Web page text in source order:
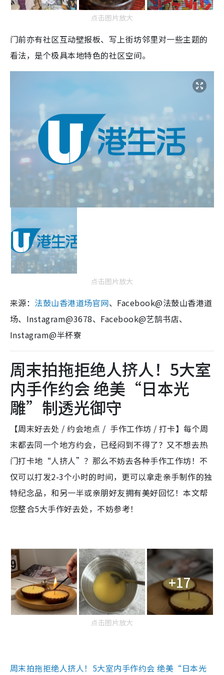
点击图片放大
门前亦有社区互动壁报板、写上街坊邻里对一些主题的
看法，是个极具本地特色的社区空间。
点击图片放大
来源： 法鼓山香港道场官网、Facebook@法鼓山香港道
场、Instagram@3678、Facebook@艺鹄书店、
Instagram@半杯寮
周末拍拖拒绝人挤人！5大室
内手作约会 绝美“日本光
雕”制透光御守
【周末好去处 / 约会地点 / 手作工作坊 / 打卡】每个周
末都去同一个地方约会，已经闷到不得了？又不想去热
门打卡地“人挤人”？那么不妨去各种手作工作坊！不
仅可以打发2-3个小时的时间，更可以拿走亲手制作的独
特纪念品，和另一半或亲朋好友拥有美好回忆！本文帮
您整合5大手作好去处，不妨参考！
+17
点击图片放大
周末拍拖拒绝人挤人！5大室内手作约会 绝美“日本光